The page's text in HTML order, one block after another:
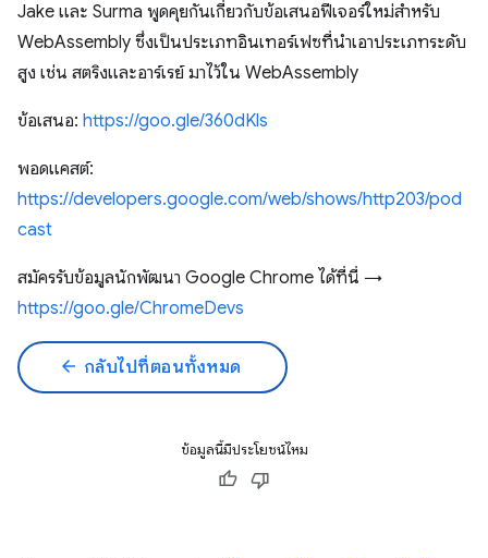
Jake และ Surma พูดคุยกันเกี่ยวกับข้อเสนอฟีเจอร์ใหม่สำหรับ
WebAssembly ซึ่งเป็นประเภทอินเทอร์เฟซที่นำเอาประเภทระดับ
สูง เช่น สตริงและอาร์เรย์ มาไว้ใน WebAssembly
ข้อเสนอ: https://goo.gle/360dKls
พอดแคสต์:
https://developers.google.com/web/shows/http203/pod
cast
สมัครรับข้อมูลนักพัฒนา Google Chrome ได้ที่นี่ →
https://goo.gle/ChromeDevs
arrow_back กลับไปที่ตอนทั้งหมด
ข้อมูลนี้มีประโยชน์ไหม